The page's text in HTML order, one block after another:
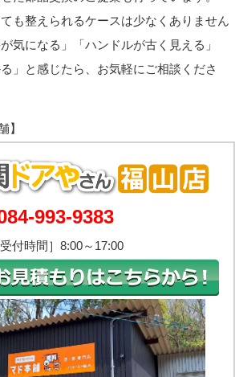
も整えられるケースは少なくありません
気になる」「ハンドルが古く見える」
」と感じたら、お気軽にご相談くださ
993-9383
受付時間］8:00～17:00